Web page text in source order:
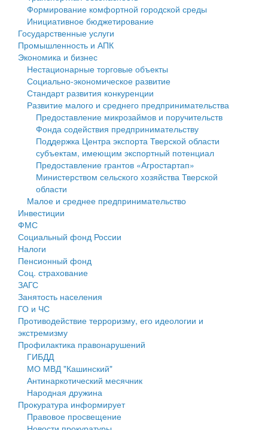
Государственные услуги
Промышленность и АПК
Экономика и бизнес
Символика
Устав
Гостям округа
Туризм
Культура
Образование
Здравоохранение
Социальная защита
Фотоальбом
муниципального округа Тверской области
Администрация Кашинского муниципального округа
Тверской области
Управление сельскими территориями
Открытые данные
Работа с обращениями граждан
Муниципальный контроль
Муниципальные услуги
Проекты административных регламентов
Антимонопольный комплаенс
Противодействие коррупции
Финансовое управление
Бюджет для граждан
Имущество
Выявление правообладателей ранее учтенных
объектов недвижимости
Имущественная поддержка субъектов малого и
среднего предпринимательства
Информационная поддержка субъектов малого и
среднего предпринимательства
Муниципальные программы
Контрольно-счетная палата
Персональные данные
Оценка регулирующего воздействия
Деятельность МУ
Нормативы градостроительного проектирования
Правила землепользования и застройки
Генеральные планы
Проекты планировки территории
Формирование комфортной городской среды
Инициативное бюджетирование
Государственные услуги
Промышленность и АПК
Экономика и бизнес
Нестационарные торговые объекты
Социально-экономическое развитие
Стандарт развития конкуренции
Развитие малого и среднего предпринимательства
Предоставление микрозаймов и поручительств
Фонда содействия предпринимательству
Поддержка Центра экспорта Тверской области
субъектам, имеющим экспортный потенциал
Предоставление грантов «Агростартап»
Министерством сельского хозяйства Тверской
области
Малое и среднее предпринимательство
Инвестиции
ФМС
Социальный фонд России
Налоги
Пенсионный фонд
Соц. страхование
ЗАГС
Занятость населения
ГО и ЧС
Противодействие терроризму, его идеологии и
экстремизму
Профилактика правонарушений
ГИБДД
МО МВД "Кашинский"
Антинаркотический месячник
Народная дружина
Прокуратура информирует
Правовое просвещение